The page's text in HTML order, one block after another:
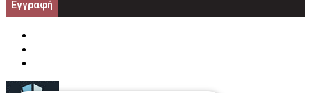
Εγγραφή